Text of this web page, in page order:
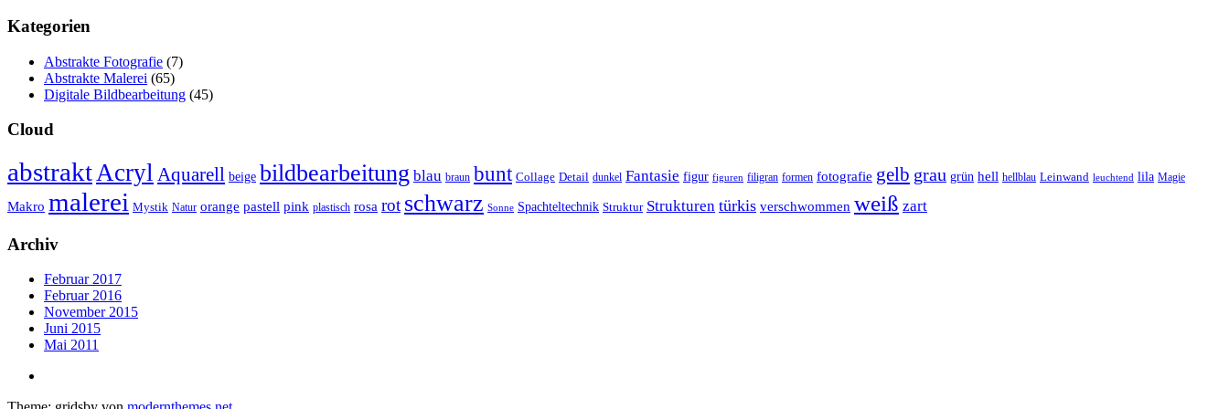
Kategorien
Abstrakte Fotografie (7)
Abstrakte Malerei (65)
Digitale Bildbearbeitung (45)
Cloud
abstrakt Acryl Aquarell beige bildbearbeitung blau braun bunt Collage Detail dunkel Fantasie figur figuren filigran formen fotografie gelb grau grün hell hellblau Leinwand leuchtend lila Magie
Makro malerei Mystik Natur orange pastell pink plastisch rosa rot schwarz Sonne Spachteltechnik Struktur Strukturen türkis verschwommen weiß zart
Archiv
Februar 2017
Februar 2016
November 2015
Juni 2015
Mai 2011